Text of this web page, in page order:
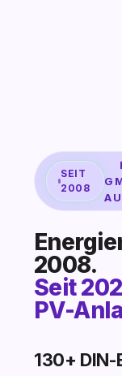
SEIT
2008
2008.
Seit
PV-
130+